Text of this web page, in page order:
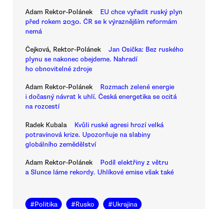
Adam Rektor-Polánek
EU chce vyřadit ruský plyn
před rokem 2030. ČR se k výraznějším reformám
nemá
Čejková, Rektor-Polánek
Jan Osička: Bez ruského
plynu se nakonec obejdeme. Nahradí
ho obnovitelné zdroje
Adam Rektor-Polánek
Rozmach zelené energie
i dočasný návrat k uhlí. Česká energetika se ocitá
na rozcestí
Radek Kubala
Kvůli ruské agresi hrozí velká
potravinová krize. Upozorňuje na slabiny
globálního zemědělství
Adam Rektor-Polánek
Podíl elektřiny z větru
a Slunce láme rekordy. Uhlíkové emise však také
#Politika #Rusko #Ukrajina